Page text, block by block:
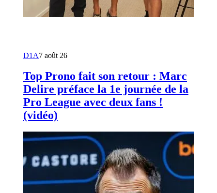
D1A7 août 26
Top Prono fait son retour : Marc
Delire préface la 1e journée de la
Pro League avec deux fans !
(vidéo)